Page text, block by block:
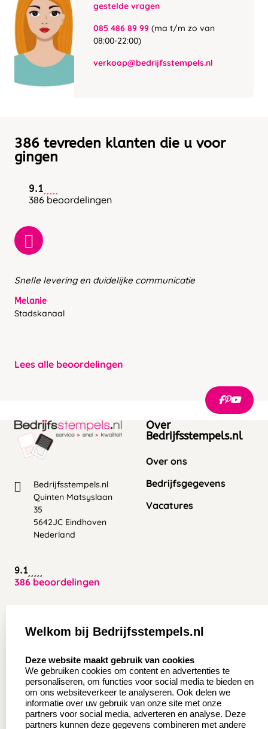
gestelde vragen
085 486 89 99 (ma t/m zo van
08:00-22:00)
verkoop@bedrijfsstempels.nl
386 tevreden klanten die u voor
gingen
9.1
386 beoordelingen
Snelle levering en duidelijke communicatie
Melanie
Stadskanaal
Lees alle beoordelingen
Bedrijfsstempels.nl
Quinten Matsyslaan
35
5642JC Eindhoven
Nederland
9.1
386 beoordelingen
Over
Bedrijfsstempels.nl
Over ons
Bedrijfsgegevens
Vacatures
Aanvraag op maat
Wederverkoper
worden
Sale
Betaling & Verzending
Contact opnemen
Veel gestelde vragen
Retourneren
Herroepingsrecht
Welkom bij Bedrijfsstempels.nl
Deze website maakt gebruik van cookies
We gebruiken cookies om content en advertenties te
personaliseren, om functies voor social media te bieden en
om ons websiteverkeer te analyseren. Ook delen we
informatie over uw gebruik van onze site met onze
partners voor social media, adverteren en analyse. Deze
partners kunnen deze gegevens combineren met andere